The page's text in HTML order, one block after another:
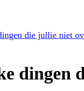
die jullie niet